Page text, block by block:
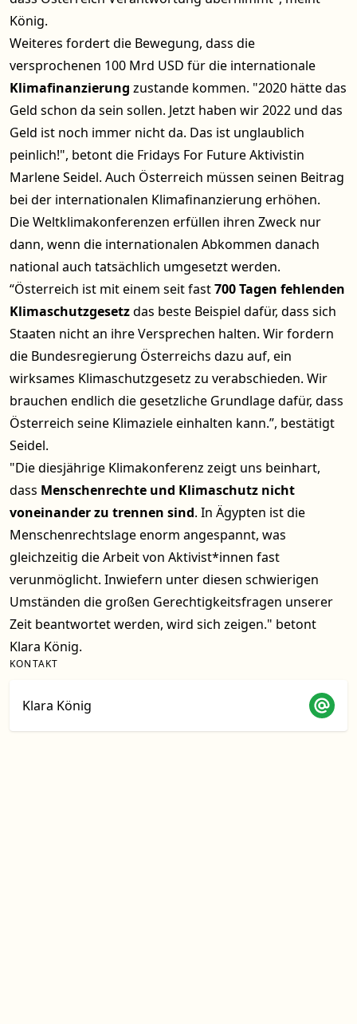
König.
Weiteres fordert die Bewegung, dass die
versprochenen 100 Mrd USD für die internationale
Klimafinanzierung zustande kommen. "2020 hätte das
Geld schon da sein sollen. Jetzt haben wir 2022 und das
Geld ist noch immer nicht da. Das ist unglaublich
peinlich!", betont die Fridays For Future Aktivistin
Marlene Seidel. Auch Österreich müssen seinen Beitrag
bei der internationalen Klimafinanzierung erhöhen.
Die Weltklimakonferenzen erfüllen ihren Zweck nur
dann, wenn die internationalen Abkommen danach
national auch tatsächlich umgesetzt werden.
“Österreich ist mit einem seit fast700 Tagen fehlenden
Klimaschutzgesetzdas beste Beispiel dafür, dass sich
Staaten nicht an ihre Versprechen halten. Wir fordern
die Bundesregierung Österreichs dazu auf, ein
wirksames Klimaschutzgesetz zu verabschieden. Wir
brauchen endlich die gesetzliche Grundlage dafür, dass
Österreich seine Klimaziele einhalten kann.”, bestätigt
Seidel.
"Die diesjährige Klimakonferenz zeigt uns beinhart,
dass Menschenrechte und Klimaschutz nicht
voneinander zu trennen sind. In Ägypten ist die
Menschenrechtslage enorm angespannt, was
gleichzeitig die Arbeit von Aktivist*innen fast
verunmöglicht. Inwiefern unter diesen schwierigen
Umständen die großen Gerechtigkeitsfragen unserer
Zeit beantwortet werden, wird sich zeigen." betont
Klara König.
KONTAKT
Klara König